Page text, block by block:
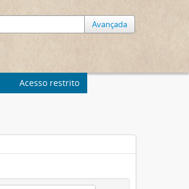
Avançada
Acesso restrito